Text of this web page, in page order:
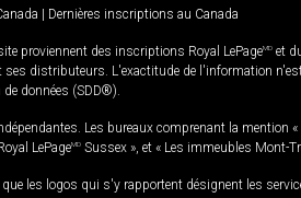
| Dernières inscriptions au Canada
proviennent des inscriptions Royal LePageMD et
ses distributeurs. L'exactitude de l'information
données (SDD®).
Les bureaux comprenant la mention
LePageMD Sussex », et « Les immeubles Mont-
les logos qui s'y rapportent désignent les